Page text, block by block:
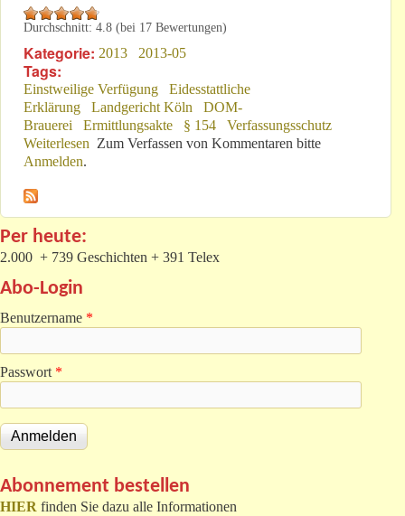
Durchschnitt: 4.8 (bei 17 Bewertungen)
Kategorie: 2013 2013-05
Tags:
Einstweilige Verfügung
Eidesstattliche
Erklärung
Landgericht Köln
DOM-
Brauerei
Ermittlungsakte § 154
Verfassungsschutz
Weiterlesen über „2 re., 2 li.“: Über die Maschen der Justiz
Zum Verfassen von Kommentaren bitte
Anmelden.
Per heute:
2.000 + 739 Geschichten + 391 Telex
Abo-Login
Benutzername *
Passwort *
Abonnement bestellen
HIER finden Sie dazu alle Informationen